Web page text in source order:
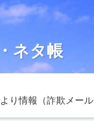
ネタ帳
り情報（詐欺メール